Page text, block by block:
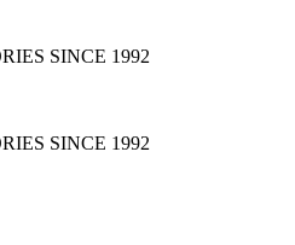
SINCE 1992
SINCE 1992